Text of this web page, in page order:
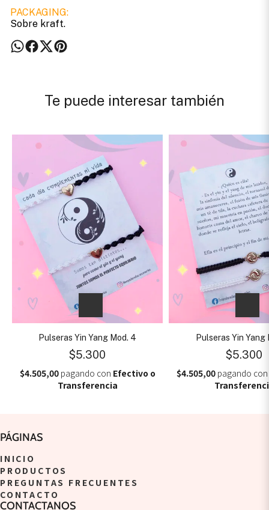
PACKAGING:
Sobre kraft.
Te puede interesar también
Pulseras Yin Yang Mod. 4
$5.300
$4.505,00pagando con Efectivo o
Transferencia
Pulseras Yin Yang
$5.300
$4.505,00pagando con
PÁGINAS
INICIO
PRODUCTOS
PREGUNTAS FRECUENTES
CONTACTO
CONTACTANOS